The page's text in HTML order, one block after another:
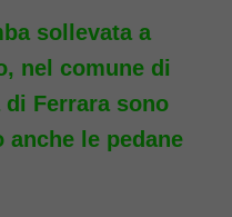
sollevata a
nel comune di
Ferrara sono
le pedane